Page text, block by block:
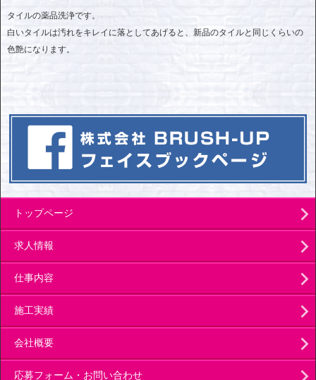
タイルの薬品洗浄です。
白いタイルは汚れをキレイに落としてあげると、新品のタイルと同じくらいの
色艶になります。
トップページ
求人情報
仕事内容
施工実績
会社概要
応募フォーム・お問い合わせ